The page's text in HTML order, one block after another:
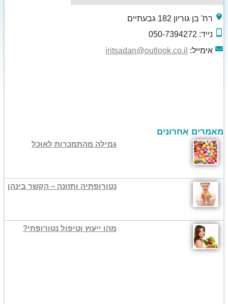
רח' בן גוריון 182 גבעתיים
נייד: 050-7394272
אימייל: iritsadan@outlook.co.il
מאמרים אחרונים
גמילה מהתמכרות לאוכל
נטורופתיה ותזונה – הקשר בינהן
מהו ייעוץ וטיפול נטורופתי?